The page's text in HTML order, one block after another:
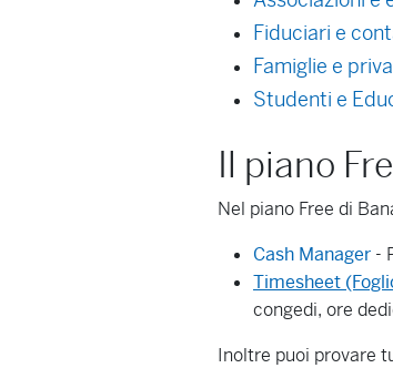
Fiduciari e
Famiglie e
Studenti e
Il piano
Nel piano Free di
Cash Manager -
Timesheet
congedi, ore
Inoltre puoi provare